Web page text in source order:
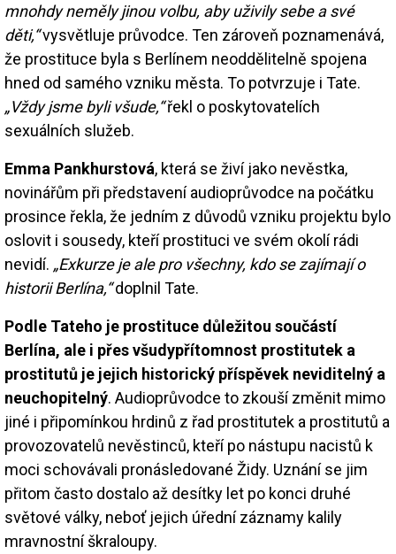
mnohdy neměly jinou volbu, aby uživily sebe a své
děti,“vysvětluje průvodce. Ten zároveň poznamenává,
že prostituce byla s Berlínem neoddělitelně spojena
hned od samého vzniku města. To potvrzuje i Tate.
„Vždy jsme byli všude,“řekl o poskytovatelích
sexuálních služeb.
Emma Pankhurstová, která se živí jako nevěstka,
novinářům při představení audioprůvodce na počátku
prosince řekla, že jedním z důvodů vzniku projektu bylo
oslovit i sousedy, kteří prostituci ve svém okolí rádi
nevidí. „Exkurze je ale pro všechny, kdo se zajímají o
historii Berlína,“doplnil Tate.
Podle Tateho je prostituce důležitou součástí
Berlína, ale i přes všudypřítomnost prostitutek a
prostitutů je jejich historický příspěvek neviditelný a
neuchopitelný. Audioprůvodce to zkouší změnit mimo
jiné i připomínkou hrdinů z řad prostitutek a prostitutů a
provozovatelů nevěstinců, kteří po nástupu nacistů k
moci schovávali pronásledované Židy. Uznání se jim
přitom často dostalo až desítky let po konci druhé
světové války, neboť jejich úřední záznamy kalily
mravnostní škraloupy.